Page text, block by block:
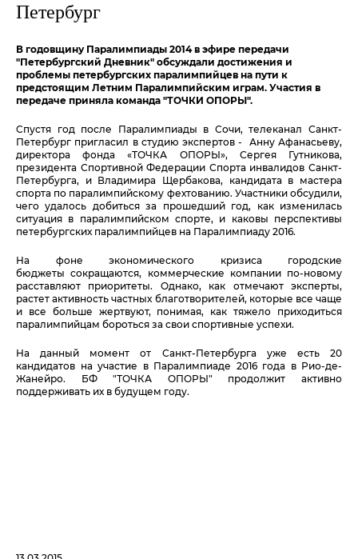
Петербург
В годовщину Паралимпиады 2014 в эфире передачи
"Петербургский Дневник" обсуждали достижения и
проблемы петербургских паралимпийцев на пути к
предстоящим Летним Паралимпийским играм. Участия в
передаче приняла команда "ТОЧКИ ОПОРЫ".
Cпустя год после Паралимпиады в Сочи, телеканал Санкт-
Петербург пригласил в студию экспертов - Анну Афанасьеву,
директора фонда «ТОЧКА ОПОРЫ», Сергея Гутникова,
президента Спортивной Федерации Спорта инвалидов Санкт-
Петербурга, и Владимира Щербакова, кандидата в мастера
спорта по паралимпийскому фехтованию. Участники обсудили,
чего удалось добиться за прошедший год, как изменилась
ситуация в паралимпийском спорте, и каковы перспективы
петербургских паралимпийцев на Паралимпиаду 2016.
На фоне экономического кризиса городские
бюджеты сокращаются, коммерческие компании по-новому
расставляют приоритеты. Однако, как отмечают эксперты,
растет активность частных благотворителей, которые все чаще
и все больше жертвуют, понимая, как тяжело приходиться
паралимпийцам бороться за свои спортивные успехи.
На данный момент от Санкт-Петербурга уже есть 20
кандидатов на участие в Паралимпиаде 2016 года в Рио-де-
Жанейро. БФ "ТОЧКА ОПОРЫ" продолжит активно
поддерживать их в будущем году.